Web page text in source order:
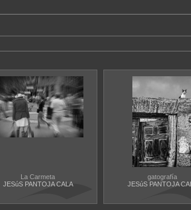
La Carmeta
JESúS PANTOJA CALA
gatografía
JESúS PANTOJA